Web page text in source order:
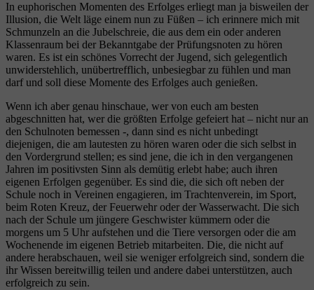
In euphorischen Momenten des Erfolges erliegt man ja bisweilen der
Illusion, die Welt läge einem nun zu Füßen – ich erinnere mich mit
Schmunzeln an die Jubelschreie, die aus dem ein oder anderen
Klassenraum bei der Bekanntgabe der Prüfungsnoten zu hören
waren. Es ist ein schönes Vorrecht der Jugend, sich gelegentlich
unwiderstehlich, unübertrefflich, unbesiegbar zu fühlen und man
darf und soll diese Momente des Erfolges auch genießen.
Wenn ich aber genau hinschaue, wer von euch am besten
abgeschnitten hat, wer die größten Erfolge gefeiert hat – nicht nur an
den Schulnoten bemessen -, dann sind es nicht unbedingt
diejenigen, die am lautesten zu hören waren oder die sich selbst in
den Vordergrund stellen; es sind jene, die ich in den vergangenen
Jahren im positivsten Sinn als demütig erlebt habe; auch ihren
eigenen Erfolgen gegenüber. Es sind die, die sich oft neben der
Schule noch in Vereinen engagieren, im Trachtenverein, im Sport,
beim Roten Kreuz, der Feuerwehr oder der Wasserwacht. Die sich
nach der Schule um jüngere Geschwister kümmern oder die
morgens um 5 Uhr aufstehen und die Tiere versorgen oder die am
Wochenende im eigenen Betrieb mitarbeiten. Die, die nicht auf
andere herabschauen, weil sie weniger erfolgreich sind, sondern die
ihr Wissen bereitwillig teilen und andere dabei unterstützen, auch
erfolgreich zu sein.